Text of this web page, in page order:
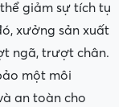
giảm sự tích tụ
xưởng sản xuất
ngã, trượt chân.
một môi
an toàn cho